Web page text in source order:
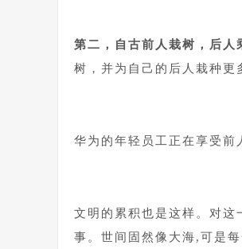
第二，自古前人栽树，后人
树，并为自己的后人栽种更
华为的年轻员工正在享受前
文明的累积也是这样。对这
事。世间固然像大海,可是